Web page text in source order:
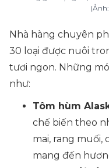
Nhà hàng chuyên
30 loại được nuôi
tươi ngon. Những
như:
Tôm hùm
chế biến theo
mai, rang muối,
mang đến